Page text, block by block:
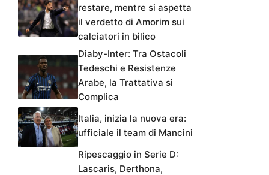
restare, mentre si aspetta
il verdetto di Amorim sui
calciatori in bilico
Diaby-Inter: Tra Ostacoli
Tedeschi e Resistenze
Arabe, la Trattativa si
Complica
Italia, inizia la nuova era:
ufficiale il team di Mancini
Ripescaggio in Serie D:
Lascaris, Derthona,